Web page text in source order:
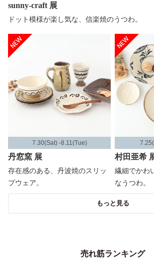
sunny-craft 展
ドット模様が楽し気な、信楽焼のうつわ。
7.30(Sat) -8.11(Tue)
丹窓窯 展
存在感のある、丹波焼のスリッ
プウェア。
村田亜希
繊細でかわ
なうつわ。
もっと見る
売れ筋ランキング